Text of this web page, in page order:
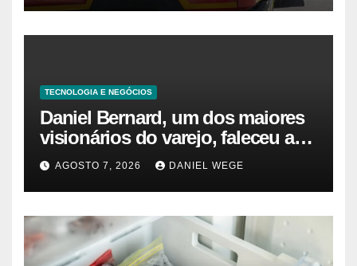
TECNOLOGIA E NEGÓCIOS
Daniel Bernard, um dos maiores
visionários do varejo, faleceu aos
80 anos – Sincovaga Notícias
AGOSTO 7, 2026 DANIEL WEGE